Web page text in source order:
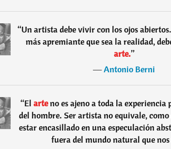
“Un artista debe vivir con los ojos
más apremiante que sea la realidad,
arte.”
―Antonio Berni
“El arteno es ajeno a toda la experiencia
del hombre. Ser artista no equivale, como
estar encasillado en una especulación
fuera del mundo natural que nos